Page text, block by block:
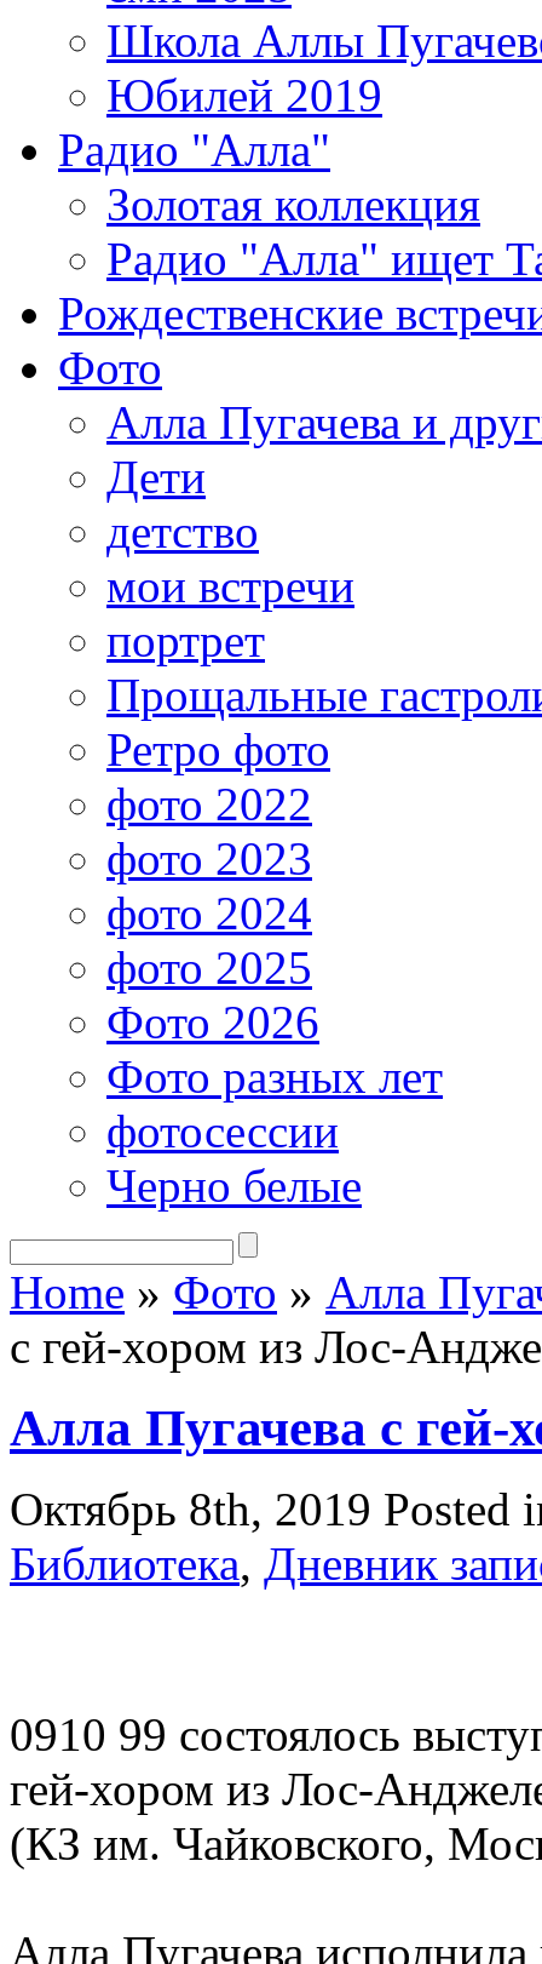
Школа Аллы
Юбилей 2019
Радио "Алла"
Золотая коллекция
Радио "Алла" ищет
Рождественские
Фото
Алла Пугачева и
Дети
детство
мои встречи
портрет
Прощальные
Ретро фото
фото 2022
фото 2023
фото 2024
фото 2025
Фото 2026
Фото разных лет
фотосессии
Черно белые
Home » Фото » Алла
с гей-хором из Лос-
Алла Пугачева с гей-
Октябрь 8th, 2019 Posted
Библиотека, Дневник
0910 99 состоялось
гей-хором из Лос-
(КЗ им. Чайковского,
Алла Пугачева